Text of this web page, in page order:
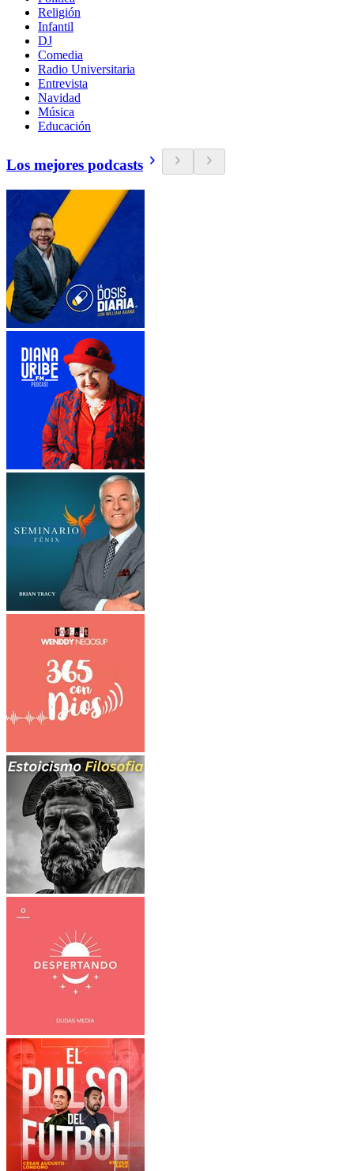
Religión
Infantil
DJ
Comedia
Radio Universitaria
Entrevista
Navidad
Música
Educación
Los mejores podcasts